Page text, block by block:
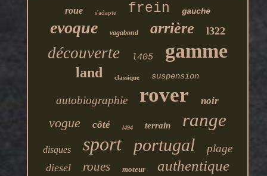
roue s'adapte frein gauche
evoque vagabond arrière l322
découverte l405 gamme
land classique suspension
autobiographie rover noir
vogue côté l494 terrain range
disques sport portugal plage
diesel roues moteur authentique